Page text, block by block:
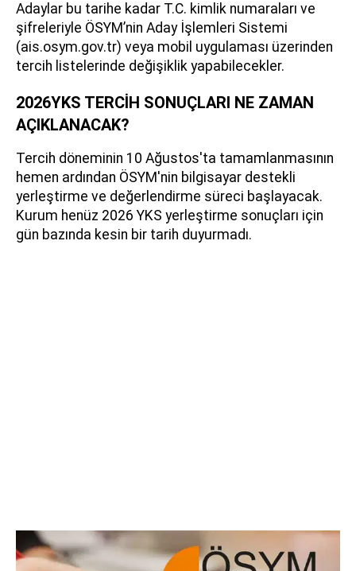
Adaylar bu tarihe kadar T.C. kimlik numaraları ve
şifreleriyle ÖSYM’nin Aday İşlemleri Sistemi
(ais.osym.gov.tr) veya mobil uygulaması üzerinden
tercih listelerinde değişiklik yapabilecekler.
2026YKS TERCİH SONUÇLARI NE ZAMAN
AÇIKLANACAK?
Tercih döneminin 10 Ağustos'ta tamamlanmasının
hemen ardından ÖSYM'nin bilgisayar destekli
yerleştirme ve değerlendirme süreci başlayacak.
Kurum henüz 2026 YKS yerleştirme sonuçları için
gün bazında kesin bir tarih duyurmadı.